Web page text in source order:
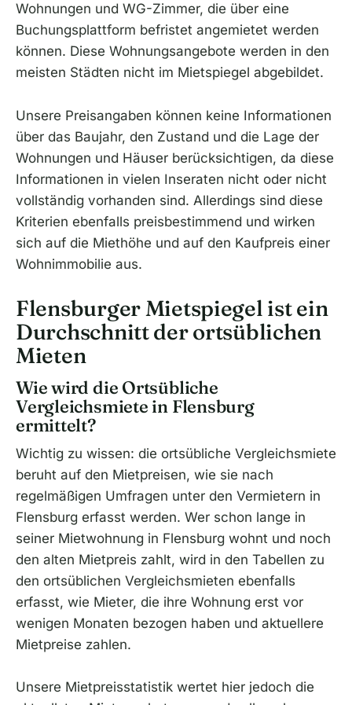
Wohnungen und WG-Zimmer, die über eine
Buchungsplattform befristet angemietet werden
können. Diese Wohnungsangebote werden in den
meisten Städten nicht im Mietspiegel abgebildet.
Unsere Preisangaben können keine Informationen
über das Baujahr, den Zustand und die Lage der
Wohnungen und Häuser berücksichtigen, da diese
Informationen in vielen Inseraten nicht oder nicht
vollständig vorhanden sind. Allerdings sind diese
Kriterien ebenfalls preisbestimmend und wirken
sich auf die Miethöhe und auf den Kaufpreis einer
Wohnimmobilie aus.
Flensburger Mietspiegel ist ein
Durchschnitt der ortsüblichen
Mieten
Wie wird die Ortsübliche
Vergleichsmiete in Flensburg
ermittelt?
Wichtig zu wissen: die ortsübliche Vergleichsmiete
beruht auf den Mietpreisen, wie sie nach
regelmäßigen Umfragen unter den Vermietern in
Flensburg erfasst werden. Wer schon lange in
seiner Mietwohnung in Flensburg wohnt und noch
den alten Mietpreis zahlt, wird in den Tabellen zu
den ortsüblichen Vergleichsmieten ebenfalls
erfasst, wie Mieter, die ihre Wohnung erst vor
wenigen Monaten bezogen haben und aktuellere
Mietpreise zahlen.
Unsere Mietpreisstatistik wertet hier jedoch die